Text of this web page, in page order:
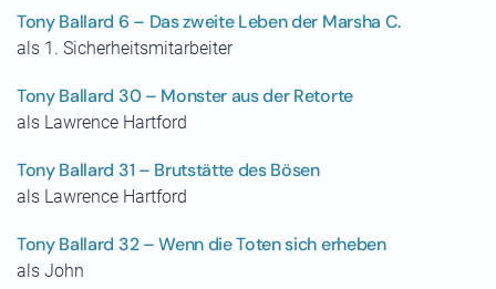
Tony Ballard 6 – Das zweite Leben der Marsha C.
als 1. Sicherheitsmitarbeiter
Tony Ballard 30 – Monster aus der Retorte
als Lawrence Hartford
Tony Ballard 31 – Brutstätte des Bösen
als Lawrence Hartford
Tony Ballard 32 – Wenn die Toten sich erheben
als John